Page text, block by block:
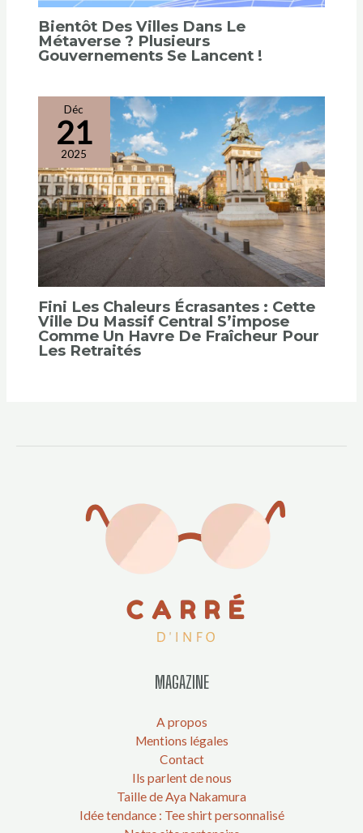
Bientôt Des Villes Dans Le
Métaverse ? Plusieurs
Gouvernements Se Lancent !
Déc
21
2025
Fini Les Chaleurs Écrasantes : Cette
Ville Du Massif Central S’impose
Comme Un Havre De Fraîcheur Pour
Les Retraités
MAGAZINE
A propos
Mentions légales
Contact
Ils parlent de nous
Taille de Aya Nakamura
Idée tendance : Tee shirt personnalisé